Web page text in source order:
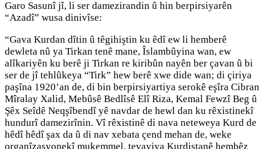
Garo Sasunî jî, li ser damezirandin û hin berpirsiyarên
“Azadî” wusa dinivîse:
“Gava Kurdan dîtin û têgihiştin ku êdî ew li hemberê
dewleta nû ya Tirkan tenê mane, Îslambûyina wan, ew
alîkariyên ku berê ji Tirkan re kiribûn nayên ber çavan û bi
ser de jî tehlûkeya “Tirk” hew berê xwe dide wan; di çiriya
paşîna 1920’an de, di bin berpirsiyartiya serokê eşîra Cibran
Mîralay Xalid, Mebûsê Bedlîsê Elî Riza, Kemal Fewzî Beg û
Şêx Seîdê Neqşîbendî yê navdar de hewl dan ku rêxistinekî
hundurî damezirînin. Vî rêxistinê di nava neteweya Kurd de
hêdî hêdî şax da û di nav xebata çend mehan de, weke
organîzasyonekî mukemmel, tevayiya Kurdistanê hembêz